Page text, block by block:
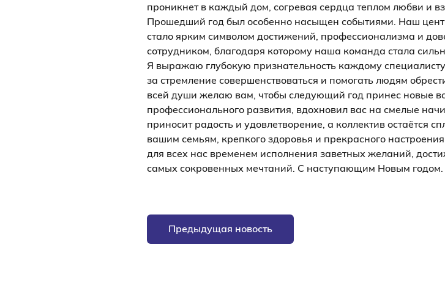
проникнет в каждый дом, согревая сердца теплом любви и
Прошедший год был особенно насыщен событиями. Наш
стало ярким символом достижений, профессионализма и
сотрудником, благодаря которому наша команда стала
Я выражаю глубокую признательность каждому
за стремление совершенствоваться и помогать людям
всей души желаю вам, чтобы следующий год принес новые
профессионального развития, вдохновил вас на смелые
приносит радость и удовлетворение, а коллектив
вашим семьям, крепкого здоровья и прекрасного
для всех нас временем исполнения заветных желаний,
самых сокровенных мечтаний. С наступающим Новым годом.
Предыдущая новость